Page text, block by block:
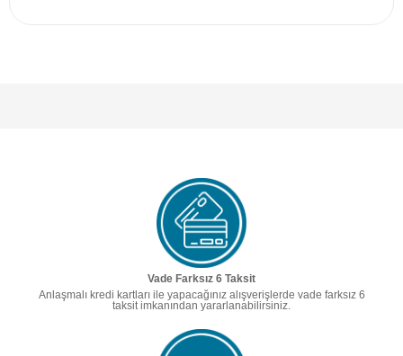
Vade Farksız 6 Taksit
Anlaşmalı kredi kartları ile yapacağınız alışverişlerde vade farksız 6
taksit imkanından yararlanabilirsiniz.